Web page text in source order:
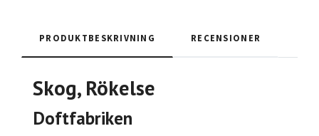
PRODUKTBESKRIVNING RECENSIONER
Skog, Rökelse
Doftfabriken